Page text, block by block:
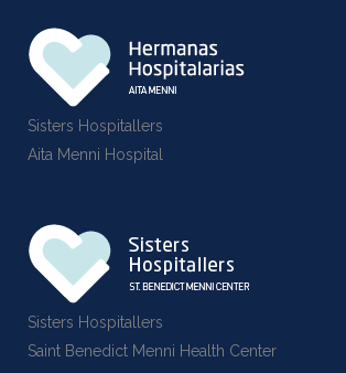
Sisters Hospitallers
Aita Menni Hospital
Sisters Hospitallers
Saint Benedict Menni Health Center